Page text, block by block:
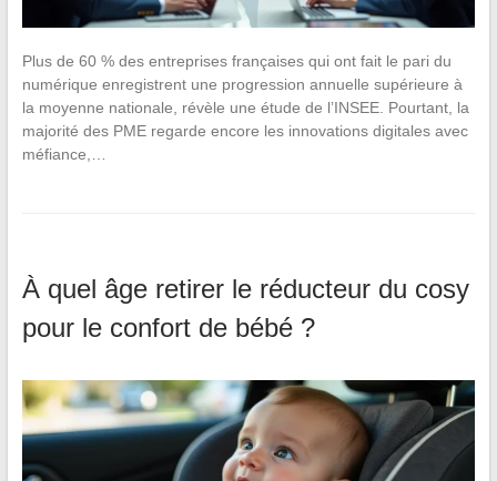
Plus de 60 % des entreprises françaises qui ont fait le pari du
numérique enregistrent une progression annuelle supérieure à
la moyenne nationale, révèle une étude de l’INSEE. Pourtant, la
majorité des PME regarde encore les innovations digitales avec
méfiance,…
À quel âge retirer le réducteur du cosy
pour le confort de bébé ?